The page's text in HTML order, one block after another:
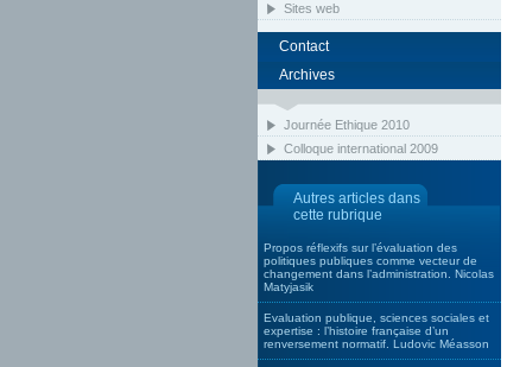
Sites web
Contact
Archives
Journée Ethique 2010
Colloque international 2009
Autres articles dans
cette rubrique
Propos réflexifs sur l’évaluation des
politiques publiques comme vecteur de
changement dans l’administration. Nicolas
Matyjasik
Evaluation publique, sciences sociales et
expertise : l’histoire française d’un
renversement normatif. Ludovic Méasson